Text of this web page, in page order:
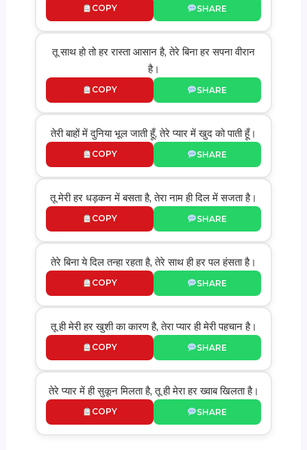
COPY SHARE
तू साथ हो तो हर रास्ता आसान है, तेरे बिना हर सपना वीरान
है।
COPY SHARE
तेरी बाहों में दुनिया भूल जाती हूँ, तेरे प्यार में खुद को पाती हूँ।
COPY SHARE
तू मेरी हर धड़कन में बसता है, तेरा नाम ही दिल में सजता है।
COPY SHARE
तेरे बिना ये दिल तन्हा रहता है, तेरे साथ ही हर पल हंसता है।
COPY SHARE
तू ही मेरी हर खुशी का कारण है, तेरा प्यार ही मेरी पहचान है।
COPY SHARE
तेरे प्यार में ही सुकून मिलता है, तू ही मेरा हर ख्वाब खिलता है।
COPY SHARE